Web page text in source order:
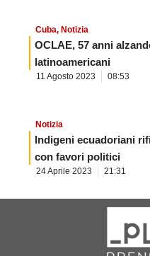
Cuba, Notizia
OCLAE, 57 anni
latinoamericani
11 Agosto 2023 08:53
Notizia
Indigeni ecuadoriani
con favori politici
24 Aprile 2023 21:31